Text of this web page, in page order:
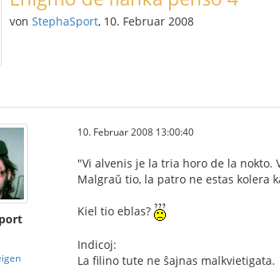
von StephaSport, 10. Februar 2008
10. Februar 2008 13:00:40
"Vi alvenis je la tria horo de la
Malgraŭ tio, la patro ne estas kolera
Kiel tio eblas?
Indicoj:
La filino tute ne ŝajnas malkvietigata.